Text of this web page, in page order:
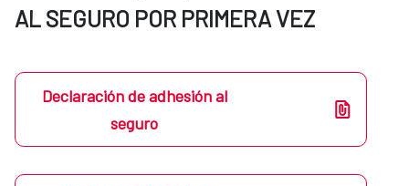
AL SEGURO POR PRIMERA VEZ
Declaración de adhesión al
seguro